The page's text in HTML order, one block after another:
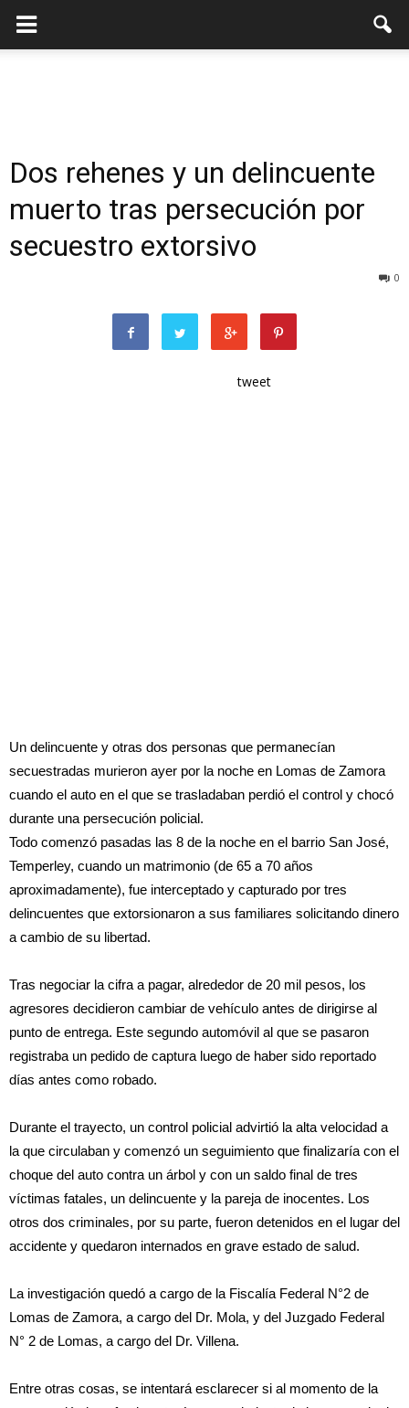
Dos rehenes y un delincuente
muerto tras persecución por
secuestro extorsivo
0
tweet
Un delincuente y otras dos personas que permanecían
secuestradas murieron ayer por la noche en Lomas de Zamora
cuando el auto en el que se trasladaban perdió el control y chocó
durante una persecución policial.
Todo comenzó pasadas las 8 de la noche en el barrio San José,
Temperley, cuando un matrimonio (de 65 a 70 años
aproximadamente), fue interceptado y capturado por tres
delincuentes que extorsionaron a sus familiares solicitando dinero
a cambio de su libertad.
Tras negociar la cifra a pagar, alrededor de 20 mil pesos, los
agresores decidieron cambiar de vehículo antes de dirigirse al
punto de entrega. Este segundo automóvil al que se pasaron
registraba un pedido de captura luego de haber sido reportado
días antes como robado.
Durante el trayecto, un control policial advirtió la alta velocidad a
la que circulaban y comenzó un seguimiento que finalizaría con el
choque del auto contra un árbol y con un saldo final de tres
víctimas fatales, un delincuente y la pareja de inocentes. Los
otros dos criminales, por su parte, fueron detenidos en el lugar del
accidente y quedaron internados en grave estado de salud.
La investigación quedó a cargo de la Fiscalía Federal N°2 de
Lomas de Zamora, a cargo del Dr. Mola, y del Juzgado Federal
N° 2 de Lomas, a cargo del Dr. Villena.
Entre otras cosas, se intentará esclarecer si al momento de la